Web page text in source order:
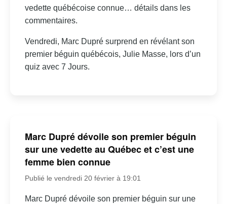
vedette québécoise connue… détails dans les
commentaires.
Vendredi, Marc Dupré surprend en révélant son
premier béguin québécois, Julie Masse, lors d’un
quiz avec 7 Jours.
Marc Dupré dévoile son premier béguin
sur une vedette au Québec et c’est une
femme bien connue
Publié le vendredi 20 février à 19:01
Marc Dupré dévoile son premier béguin sur une